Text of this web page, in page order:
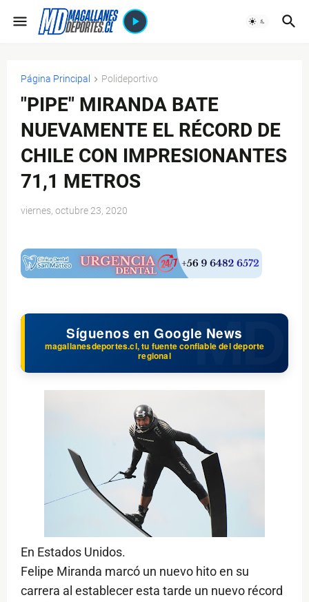
Página Principal Polideportivo
"PIPE" MIRANDA BATE
NUEVAMENTE EL RÉCORD DE
CHILE CON IMPRESIONANTES
71,1 METROS
viernes, octubre 23, 2020
Síguenos en Google News
magallanesdeportes.cl, tu fuente confiable del deporte
regional
En Estados Unidos.
Felipe Miranda marcó un nuevo hito en su
carrera al establecer esta tarde un nuevo récord